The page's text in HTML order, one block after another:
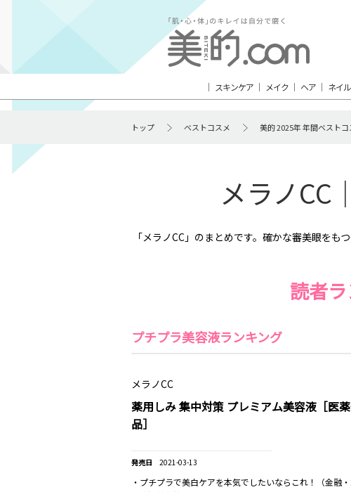
スキンケア メイク ヘア ネイル
トップ ベストコスメ 美的 2025年 年間ベストコ
メラノCC
「メラノCC」のまとめです。確かな審美眼を
読者
プチプラ美容液ランキング
メラノCC
薬用しみ 集中対策 プレミアム美容液［医
品］
2021-03-13
・プチプラで美白ケアを本気でしたいならこれ！（金融